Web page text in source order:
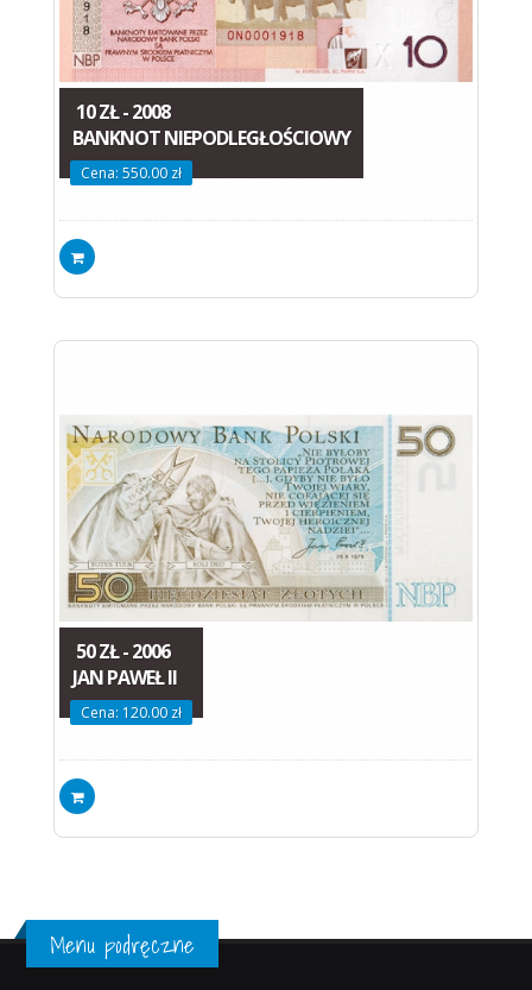
10 ZŁ - 2008
BANKNOT NIEPODLEGŁOŚCIOWY
Cena: 550.00 zł
50 ZŁ - 2006
JAN PAWEŁ II
Cena: 120.00 zł
Menu podręczne